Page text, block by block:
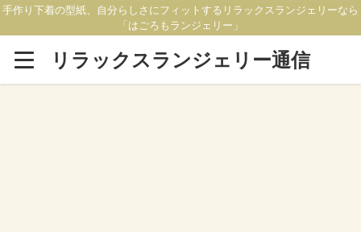
手作り下着の型紙、自分らしさにフィットするリラックスランジェリーなら
「はごろもランジェリー」
リラックスランジェリー通信